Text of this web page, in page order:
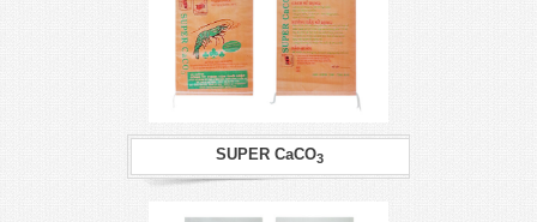
SUPER CaCO3